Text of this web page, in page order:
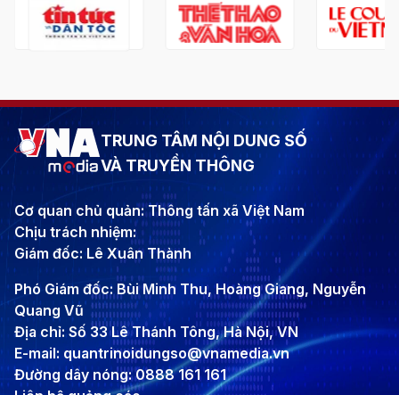
TRUNG TÂM NỘI DUNG SỐ
VÀ TRUYỀN THÔNG
Cơ quan chủ quản: Thông tấn xã Việt Nam
Chịu trách nhiệm:
Giám đốc: Lê Xuân Thành
Phó Giám đốc: Bùi Minh Thu, Hoàng Giang, Nguyễn
Quang Vũ
Địa chỉ: Số 33 Lê Thánh Tông, Hà Nội, VN
E-mail: quantrinoidungso@vnamedia.vn
Đường dây nóng: 0888 161 161